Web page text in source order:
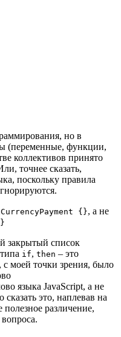
но в
(переменные, функции,
коллективов принято
точнее сказать,
поскольку правила
{}, а не
закрытый список
if, then – это
с моей точки зрения, было
языка JavaScript, а не
это, наплевав на
полезное различение,